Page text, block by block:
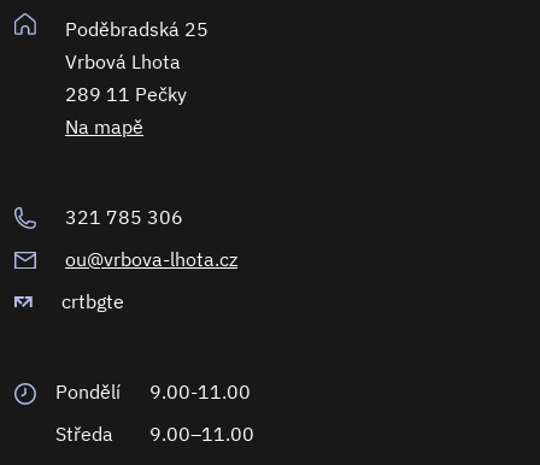
Poděbradská 25
Vrbová Lhota
289 11 Pečky
Na mapě
321 785 306
ou@vrbova-lhota.cz
crtbgte
Pondělí
9.00-11.00
Středa
9.00–11.00